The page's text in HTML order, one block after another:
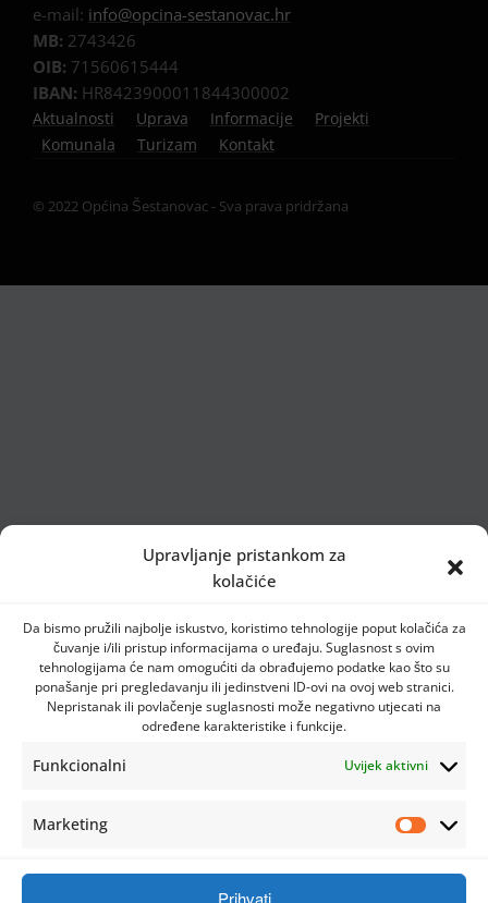
Upravljanje pristankom za
kolačiće
Da bismo pružili najbolje iskustvo, koristimo tehnologije poput kolačića za
čuvanje i/ili pristup informacijama o uređaju. Suglasnost s ovim
tehnologijama će nam omogućiti da obrađujemo podatke kao što su
ponašanje pri pregledavanju ili jedinstveni ID-ovi na ovoj web stranici.
Nepristanak ili povlačenje suglasnosti može negativno utjecati na
određene karakteristike i funkcije.
Funkcionalni Uvijek aktivni
Marketing
Prihvati
e-mail: info@opcina-sestanovac.hr
MB: 2743426
OIB: 71560615444
IBAN: HR8423900011844300002
Aktualnosti Uprava Informacije
Projekti
Komunala
Turizam Kontakt
© 2022 Općina Šestanovac - Sva prava pridržana